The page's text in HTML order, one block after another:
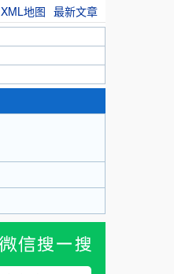
XML地图 最新文章